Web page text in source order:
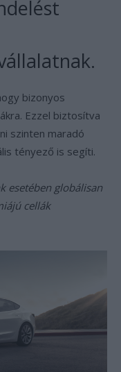
bizonyos
Ezzel biztosítva
szinten maradó
tényező is segíti.
esetében globálisan
cellák